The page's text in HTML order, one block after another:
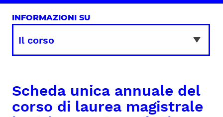
INFORMAZIONI SU
Scheda unica annuale del
corso di laurea magistrale